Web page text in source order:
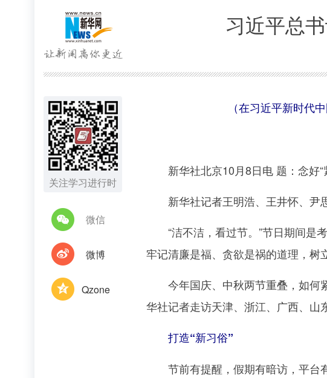
习近平总
关注学习进行时
微信
微博
Qzone
（在习近平新时代
新华社北京10月8日电 题：念好“
新华社记者王明浩、王井怀、尹
“洁不洁，看过节。”节日期间是
牢记清廉是福、贪欲是祸的道理，树
今年国庆、中秋两节重叠，如何紧
华社记者走访天津、浙江、广西、山
打造“新习俗”
节前有提醒，假期有暗访，平台有